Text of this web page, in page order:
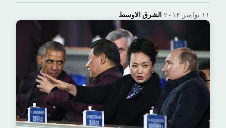
الشرق الاوسط· ۱۱ نوامبر ۲۰۱۴